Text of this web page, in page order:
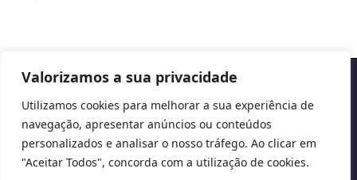
Valorizamos a sua privacidade
Utilizamos cookies para melhorar a sua experiência de
navegação, apresentar anúncios ou conteúdos
personalizados e analisar o nosso tráfego. Ao clicar em
"Aceitar Todos", concorda com a utilização de cookies.
Copyright © 2026 Cascais International Health Forum
Powered bymarketividade.com
Privacy Policy